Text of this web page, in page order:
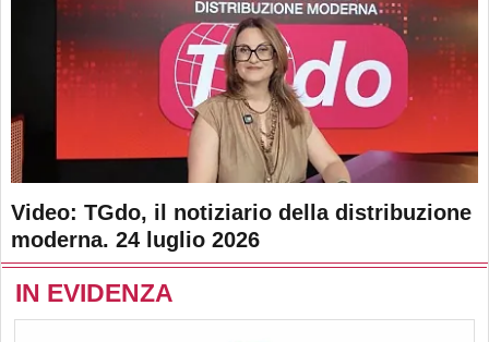
Video: TGdo, il notiziario della distribuzione
moderna. 24 luglio 2026
IN EVIDENZA